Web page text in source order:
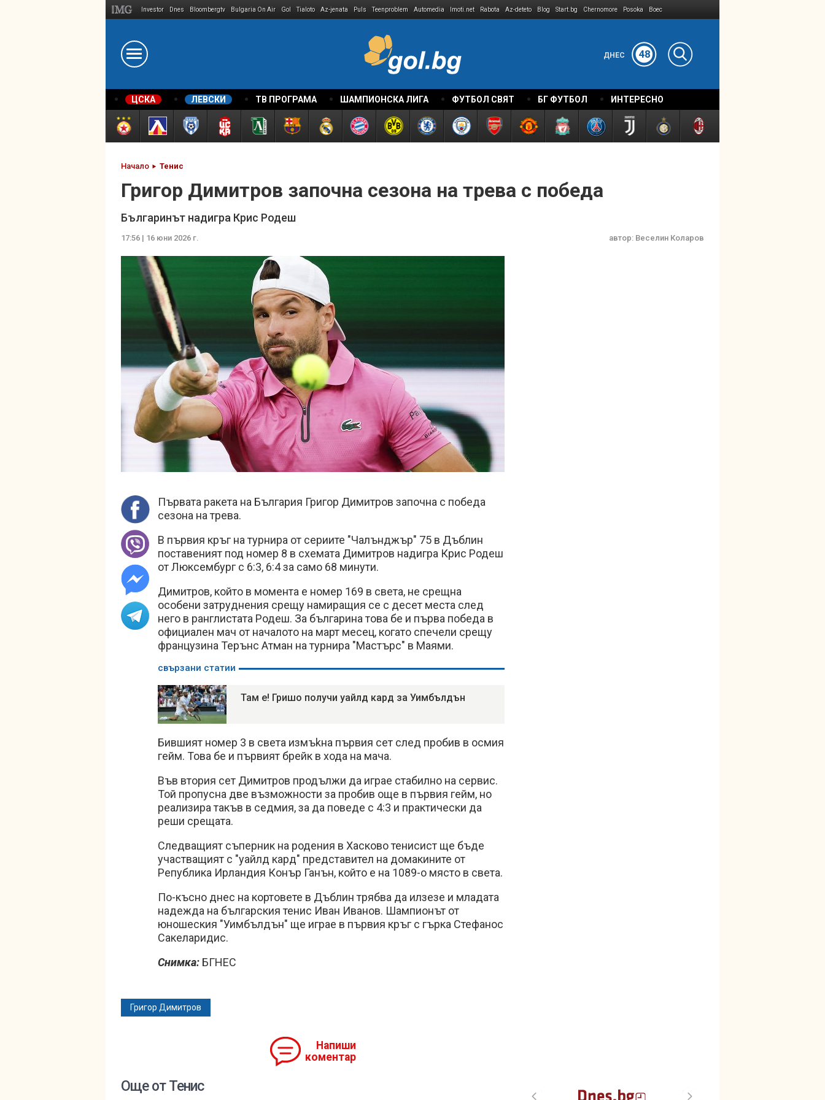
Investor Dnes Bloombergtv Bulgaria On Air Gol Tialoto Az-jenata Puls Teenproblem Automedia Imoti.net Rabota Az-deteto Blog Start.bg Chernomore Posoka Boec
ДНЕС 48
ЦСКА ЛЕВСКИ ТВ ПРОГРАМА ШАМПИОНСКА ЛИГА ФУТБОЛ СВЯТ БГ ФУТБОЛ ИНТЕРЕСНО
Начало Тенис
Григор Димитров започна сезона на трева с победа
Българинът надигра Крис Родеш
17:56 | 16 юни 2026 г. автор: Веселин Коларов
Първата ракета на България Григор Димитров започна с победа
сезона на трева.
В първия кръг на турнира от сериите "Чалънджър" 75 в Дъблин
поставеният под номер 8 в схемата Димитров надигра Крис Родеш
от Люксембург с 6:3, 6:4 за само 68 минути.
Димитров, който в момента е номер 169 в света, не срещна
особени затруднения срещу намиращия се с десет места след
него в ранглистата Родеш. За българина това бе и първа победа в
официален мач от началото на март месец, когато спечели срещу
французина Терънс Атман на турнира "Мастърс" в Маями.
свързани статии
Там е! Гришо получи уайлд кард за Уимбълдън
Бившият номер 3 в света измъkна първия сет след пробив в осмия
гейм. Това бе и първият брейк в хода на мача.
Във втория сет Димитров продължи да играе стабилно на сервис.
Той пропусна две възможности за пробив още в първия гейм, но
реализира такъв в седмия, за да поведе с 4:3 и практически да
реши срещата.
Следващият съперник на родения в Хасково тенисист ще бъде
участващият с "уайлд кард" представител на домакините от
Република Ирландия Конър Ганън, който е на 1089-о място в света.
По-късно днес на кортовете в Дъблин трябва да илзезе и младата
надежда на българския тенис Иван Иванов. Шампионът от
юношеския "Уимбълдън" ще играе в първия кръг с гърка Стефанос
Сакеларидис.
Снимка: БГНЕС
Григор Димитров
Напиши
коментар
Още от Тенис